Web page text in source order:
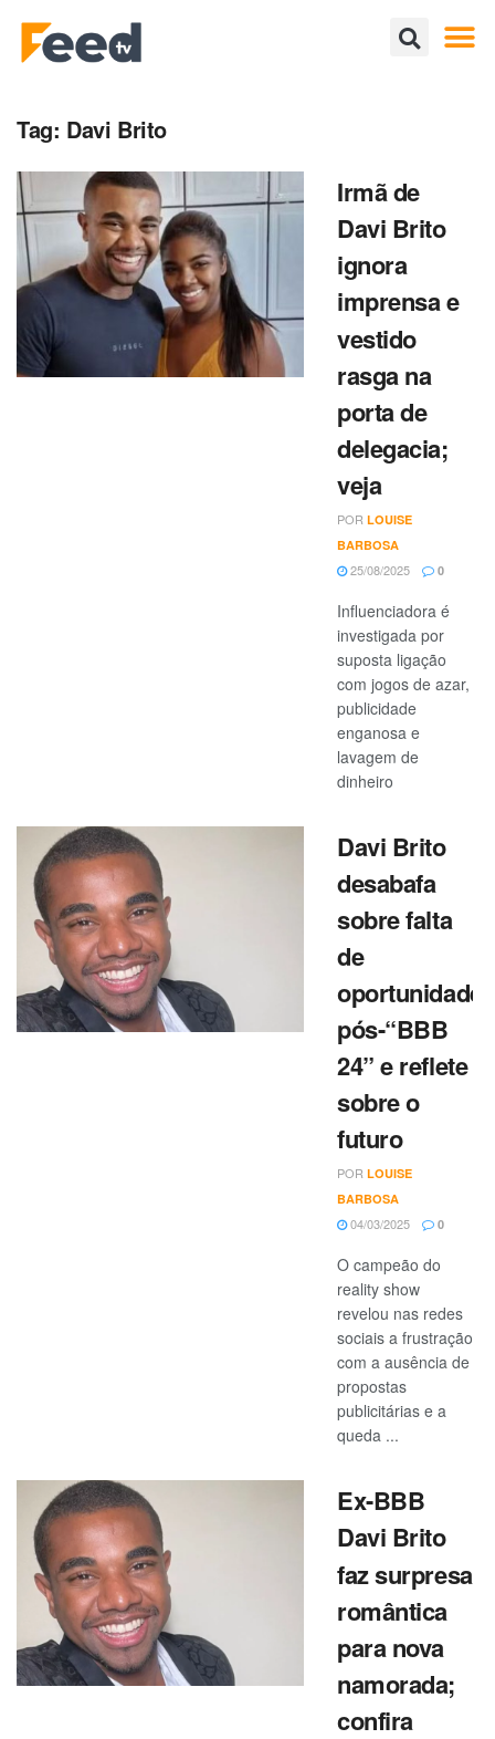
Tag: Davi Brito
Irmã de
Davi Brito
ignora
imprensa e
vestido
rasga na
porta de
delegacia;
veja
POR LOUISE
BARBOSA
25/08/2025 0
Influenciadora é
investigada por
suposta ligação
com jogos de azar,
publicidade
enganosa e
lavagem de
dinheiro
Davi Brito
desabafa
sobre falta
de
oportunidades
pós-“BBB
24” e reflete
sobre o
futuro
POR LOUISE
BARBOSA
04/03/2025 0
O campeão do
reality show
revelou nas redes
sociais a frustração
com a ausência de
propostas
publicitárias e a
queda ...
Ex-BBB
Davi Brito
faz surpresa
romântica
para nova
namorada;
confira